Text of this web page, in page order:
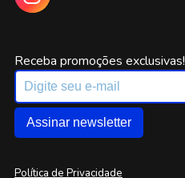
Receba promoções exclusivas!
Assinar newsletter
Política de Privacidade